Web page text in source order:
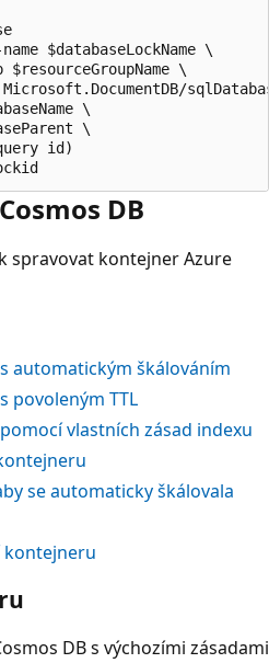
$databaseLockName \
$resourceGroupName \
\
\
id)
DB
spravovat kontejner Azure
automatickým škálováním
povoleným TTL
vlastních zásad indexu
se automaticky škálovala
kontejneru
DB s výchozími zásadami